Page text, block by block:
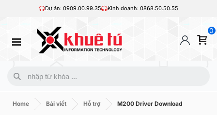
Dự án: 0909.00.99.35 Kinh doanh: 0868.50.50.55
0
Home Bài viết Hỗ trợ M200 Driver Download